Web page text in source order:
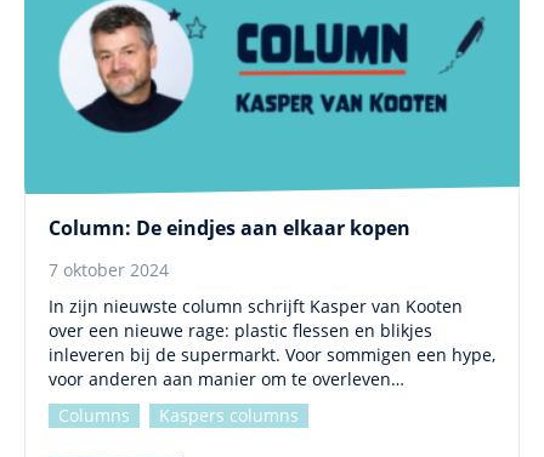
Column: De eindjes aan elkaar kopen
7 oktober 2024
In zijn nieuwste column schrijft Kasper van Kooten
over een nieuwe rage: plastic flessen en blikjes
inleveren bij de supermarkt. Voor sommigen een hype,
voor anderen aan manier om te overleven…
Columns
Kaspers columns